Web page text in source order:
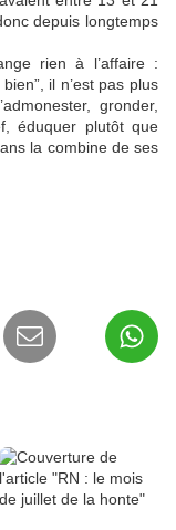
depuis longtemps
rien à l’affaire :
il n’est pas plus
gronder,
éduquer plutôt que
la combine de ses